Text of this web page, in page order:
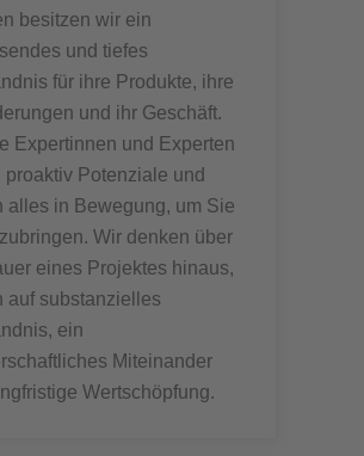
besitzen wir ein
und tiefes
für ihre Produkte, ihre
und ihr Geschäft.
Expertinnen und Experten
proaktiv Potenziale und
alles in Bewegung, um Sie
Wir denken über
eines Projektes hinaus,
auf substanzielles
ein
Miteinander
Wertschöpfung.